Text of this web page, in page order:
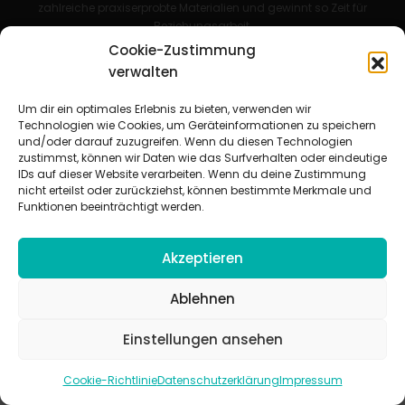
Cookie-Zustimmung
verwalten
Um dir ein optimales Erlebnis zu bieten, verwenden wir
Technologien wie Cookies, um Geräteinformationen zu speichern
und/oder darauf zuzugreifen. Wenn du diesen Technologien
zustimmst, können wir Daten wie das Surfverhalten oder eindeutige
IDs auf dieser Website verarbeiten. Wenn du deine Zustimmung
nicht erteilst oder zurückziehst, können bestimmte Merkmale und
Funktionen beeinträchtigt werden.
Akzeptieren
Ablehnen
Einstellungen ansehen
Cookie-RichtlinieDatenschutzerklärungImpressum
zahlreiche praxiserprobte Materialien und gewinnt so Zeit für
Beziehungsarbeit.
Beteiligte Verbände
CVJM-Landesverband Bayern e. V.
CVJM-Westbund e. V.|Deutscher Jugendverband „Entschieden für
Christus“ e. V.
Evangelisches Jugendwerk in Württemberg
© 2026 jugendarbeit.online